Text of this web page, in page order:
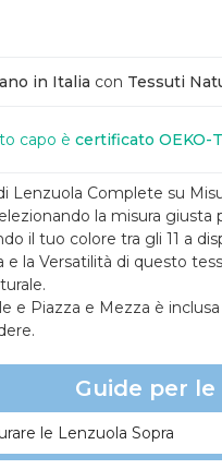
in Italia con Tessuti
capo è certificato OEKO-
Lenzuola Complete su
la misura
il tuo colore tra gli 11 a
e la Versatilità di questo
e Piazza e Mezza è
Guide per
le Lenzuola Sopra